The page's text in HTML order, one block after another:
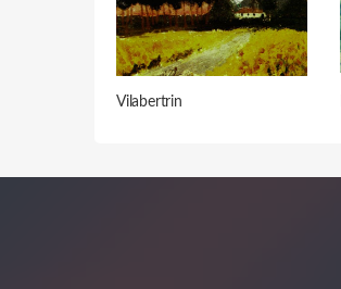
Vilabertrin